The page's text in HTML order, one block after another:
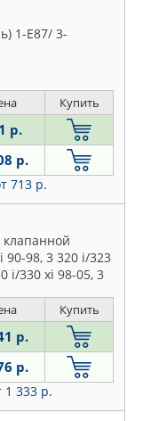
1-E87/ 3-
Купить
р.
р.
713 р.
клапанной
98, 3 320 i/323
i/330 xi 98-05, 3
99
Купить
р.
р.
1 333 р.